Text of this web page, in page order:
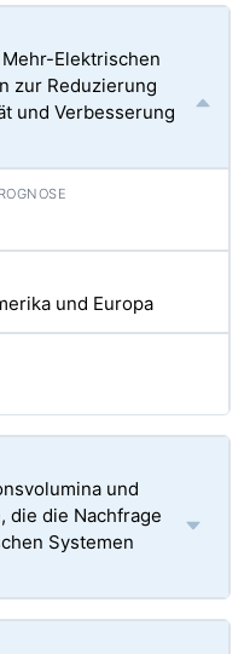
Elektrischen
zur Reduzierung
und Verbesserung
und Europa
und
die die Nachfrage
Systemen